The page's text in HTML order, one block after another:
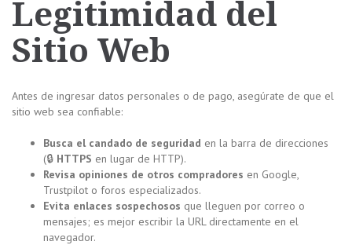
Legitimidad del
Sitio Web
Antes de ingresar datos personales o de pago, asegúrate de que el
sitio web sea confiable:
Busca el candado de seguridad en la barra de direcciones
(🔒 HTTPS en lugar de HTTP).
Revisa opiniones de otros compradores en Google,
Trustpilot o foros especializados.
Evita enlaces sospechosos que lleguen por correo o
mensajes; es mejor escribir la URL directamente en el
navegador.